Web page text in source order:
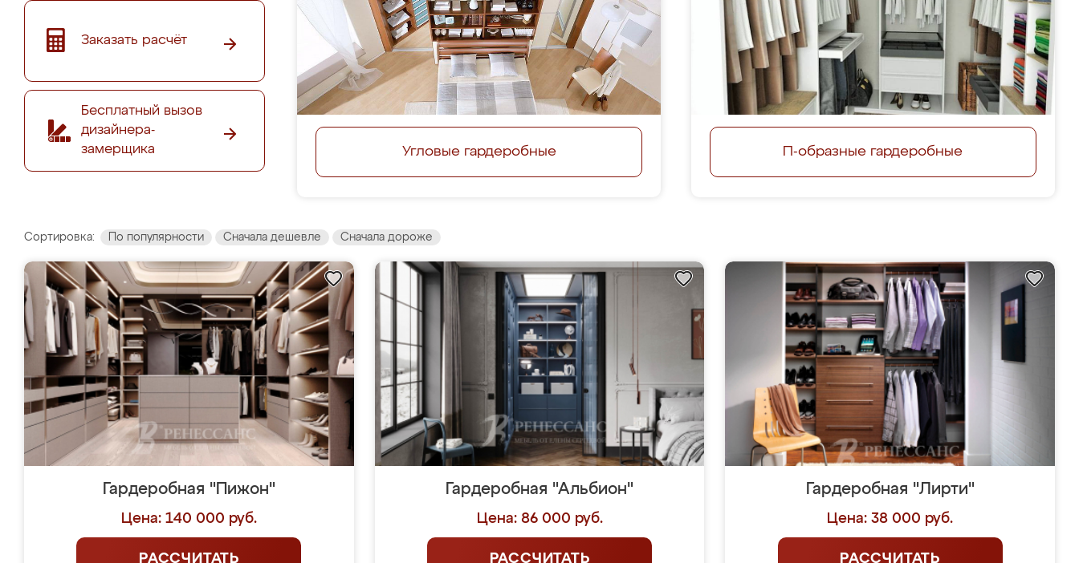
Заказать расчёт
Бесплатный вызов
дизайнера-
замерщика
Угловые гардеробные П-образные гардеробные
Сортировка: По популярности Сначала дешевле Сначала дороже
Гардеробная "Пижон"
Цена: 140 000 руб.
РАССЧИТАТЬ
Гардеробная "Альбион"
Цена: 86 000 руб.
РАССЧИТАТЬ
Гардеробная "Лирти"
Цена: 38 000 руб.
РАССЧИТАТЬ